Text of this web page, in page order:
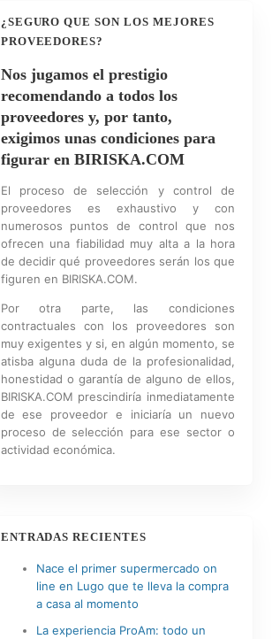
¿SEGURO QUE SON LOS MEJORES
PROVEEDORES?
Nos jugamos el prestigio
recomendando a todos los
proveedores y, por tanto,
exigimos unas condiciones para
figurar en BIRISKA.COM
El proceso de selección y control de
proveedores es exhaustivo y con
numerosos puntos de control que nos
ofrecen una fiabilidad muy alta a la hora
de decidir qué proveedores serán los que
figuren en BIRISKA.COM.
Por otra parte, las condiciones
contractuales con los proveedores son
muy exigentes y si, en algún momento, se
atisba alguna duda de la profesionalidad,
honestidad o garantía de alguno de ellos,
BIRISKA.COM prescindiría inmediatamente
de ese proveedor e iniciaría un nuevo
proceso de selección para ese sector o
actividad económica.
ENTRADAS RECIENTES
Nace el primer supermercado on
line en Lugo que te lleva la compra
a casa al momento
La experiencia ProAm: todo un